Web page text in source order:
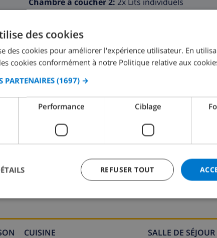
Salle de bain 2: Baignoire, Lavabo
CUISINE SALLE DE SÉJOUR
des cookies
des cookies pour améliorer l'expérience utilisateur. En
cookies conformément à notre Politique relative aux
PARTENAIRES(1697) →
Performance Ciblage
REFUSER TOUT